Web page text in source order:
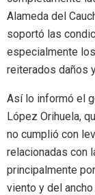
Alameda del
soportó las
especialmente
reiterados daños
Así lo informó el
López Orihuela,
no cumplió con
relacionadas con
principalmente
viento y del